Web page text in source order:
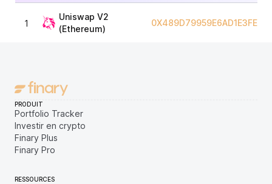
1
Uniswap V2
(Ethereum)
PRODUIT
Portfolio Tracker
Investir en crypto
Finary Plus
Finary Pro
RESSOURCES